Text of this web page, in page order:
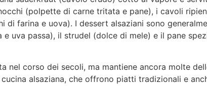
(polpette di carne tritata e pane), i cavoli
di farina e uova). I dessert alsaziani sono
uva passa), il strudel (dolce di mele) e il pane
nel corso dei secoli, ma mantiene ancora molte
alsaziana, che offrono piatti tradizionali e